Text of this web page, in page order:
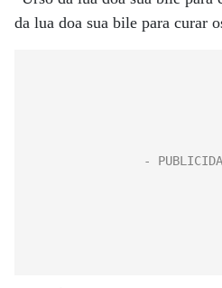
da lua doa sua bile para curar